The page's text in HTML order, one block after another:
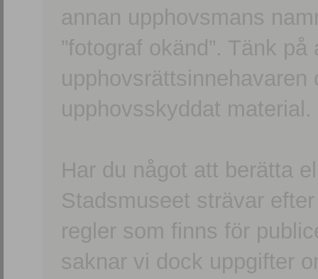
annan upphovsmans
”fotograf okänd”. Tänk
upphovsskyddat material.
Har du något att berätta
Stadsmuseet strävar
regler som finns för
saknar vi dock uppgifter